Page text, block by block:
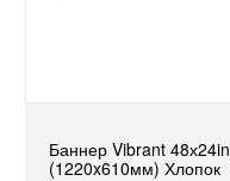
Баннер Vibrant 48х24in
(1220x610мм) Хлопок